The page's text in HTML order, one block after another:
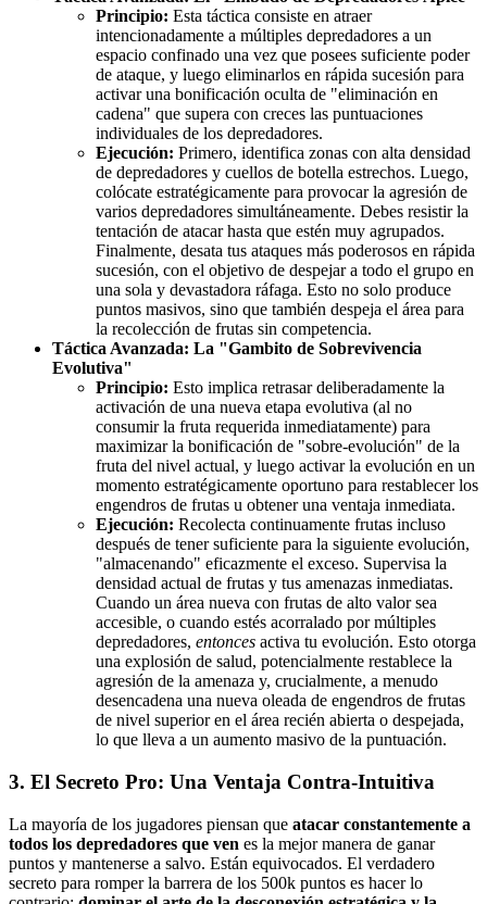
Principio: Esta táctica consiste en atraer
intencionadamente a múltiples depredadores a un
espacio confinado una vez que posees suficiente poder
de ataque, y luego eliminarlos en rápida sucesión para
activar una bonificación oculta de "eliminación en
cadena" que supera con creces las puntuaciones
individuales de los depredadores.
Ejecución: Primero, identifica zonas con alta densidad
de depredadores y cuellos de botella estrechos. Luego,
colócate estratégicamente para provocar la agresión de
varios depredadores simultáneamente. Debes resistir la
tentación de atacar hasta que estén muy agrupados.
Finalmente, desata tus ataques más poderosos en rápida
sucesión, con el objetivo de despejar a todo el grupo en
una sola y devastadora ráfaga. Esto no solo produce
puntos masivos, sino que también despeja el área para
la recolección de frutas sin competencia.
Táctica Avanzada: La "Gambito de Sobrevivencia
Evolutiva"
Principio: Esto implica retrasar deliberadamente la
activación de una nueva etapa evolutiva (al no
consumir la fruta requerida inmediatamente) para
maximizar la bonificación de "sobre-evolución" de la
fruta del nivel actual, y luego activar la evolución en un
momento estratégicamente oportuno para restablecer los
engendros de frutas u obtener una ventaja inmediata.
Ejecución: Recolecta continuamente frutas incluso
después de tener suficiente para la siguiente evolución,
"almacenando" eficazmente el exceso. Supervisa la
densidad actual de frutas y tus amenazas inmediatas.
Cuando un área nueva con frutas de alto valor sea
accesible, o cuando estés acorralado por múltiples
depredadores, entonces activa tu evolución. Esto otorga
una explosión de salud, potencialmente restablece la
agresión de la amenaza y, crucialmente, a menudo
desencadena una nueva oleada de engendros de frutas
de nivel superior en el área recién abierta o despejada,
lo que lleva a un aumento masivo de la puntuación.
3. El Secreto Pro: Una Ventaja Contra-Intuitiva
La mayoría de los jugadores piensan que atacar constantemente a
todos los depredadores que ven es la mejor manera de ganar
puntos y mantenerse a salvo. Están equivocados. El verdadero
secreto para romper la barrera de los 500k puntos es hacer lo